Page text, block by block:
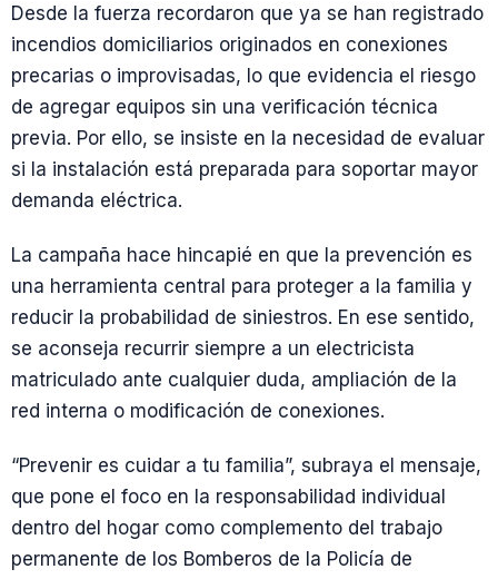
Desde la fuerza recordaron que ya se han registrado
incendios domiciliarios originados en conexiones
precarias o improvisadas, lo que evidencia el riesgo
de agregar equipos sin una verificación técnica
previa. Por ello, se insiste en la necesidad de evaluar
si la instalación está preparada para soportar mayor
demanda eléctrica.
La campaña hace hincapié en que la prevención es
una herramienta central para proteger a la familia y
reducir la probabilidad de siniestros. En ese sentido,
se aconseja recurrir siempre a un electricista
matriculado ante cualquier duda, ampliación de la
red interna o modificación de conexiones.
“Prevenir es cuidar a tu familia”, subraya el mensaje,
que pone el foco en la responsabilidad individual
dentro del hogar como complemento del trabajo
permanente de los Bomberos de la Policía de